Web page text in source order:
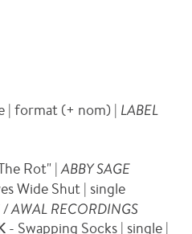
| format (+ nom) | LABEL
Rot" |ABBY SAGE
Wide Shut | single
AWAL RECORDINGS
- Swapping Socks | single |